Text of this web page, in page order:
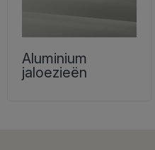
Aluminium
jaloezieën